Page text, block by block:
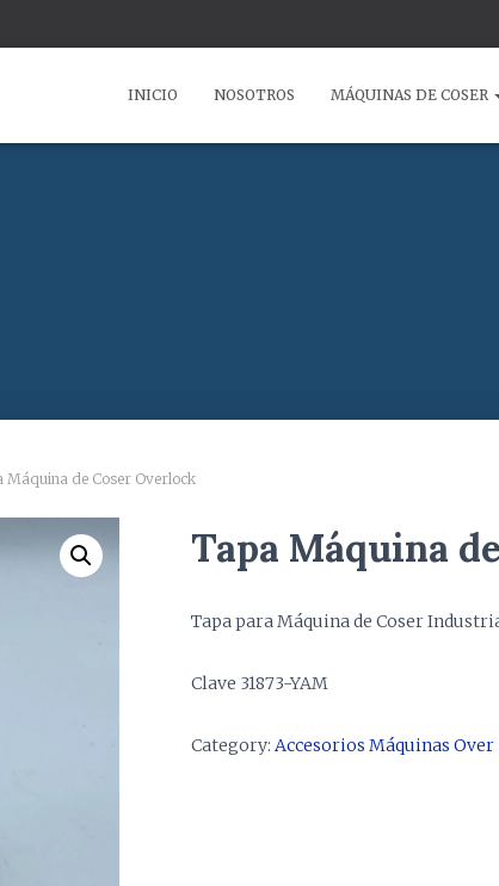
INICIO NOSOTROS MÁQUINAS DE COSER
Máquina de Coser Overlock
Tapa Máquina
Tapa para Máquina de Coser
Clave 31873-YAM
Category: Accesorios Máquinas Over